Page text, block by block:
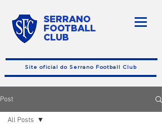
SERRANO
FOOTBALL
CLUB
Site oficial do Serrano Football Club
Post
All Posts